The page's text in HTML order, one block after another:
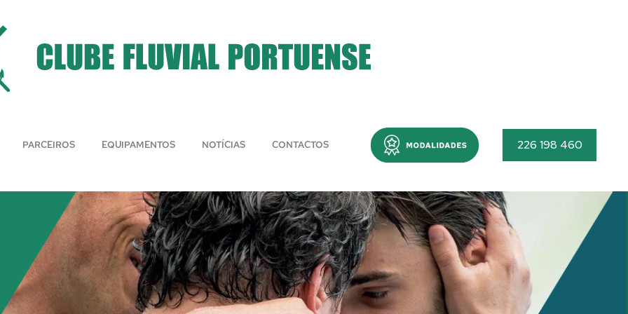
PARCEIROS EQUIPAMENTOS NOTÍCIAS CONTACTOS Menu 226 198 460